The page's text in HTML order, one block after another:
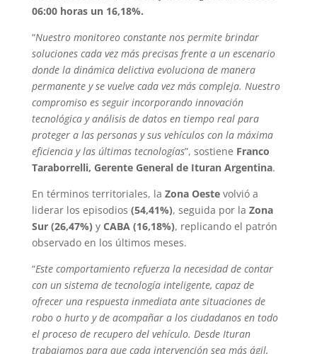
06:00 horas un 16,18%.
“Nuestro monitoreo constante nos permite brindar
soluciones cada vez más precisas frente a un escenario
donde la dinámica delictiva evoluciona de manera
permanente y se vuelve cada vez más compleja. Nuestro
compromiso es seguir incorporando innovación
tecnológica y análisis de datos en tiempo real para
proteger a las personas y sus vehículos con la máxima
eficiencia y las últimas tecnologías”, sostiene Franco
Taraborrelli, Gerente General de Ituran Argentina.
En términos territoriales, la Zona Oeste volvió a
liderar los episodios (54,41%), seguida por la Zona
Sur (26,47%) y CABA (16,18%), replicando el patrón
observado en los últimos meses.
“Este comportamiento refuerza la necesidad de contar
con un sistema de tecnología inteligente, capaz de
ofrecer una respuesta inmediata ante situaciones de
robo o hurto y de acompañar a los ciudadanos en todo
el proceso de recupero del vehículo. Desde Ituran
trabajamos para que cada intervención sea más ágil,